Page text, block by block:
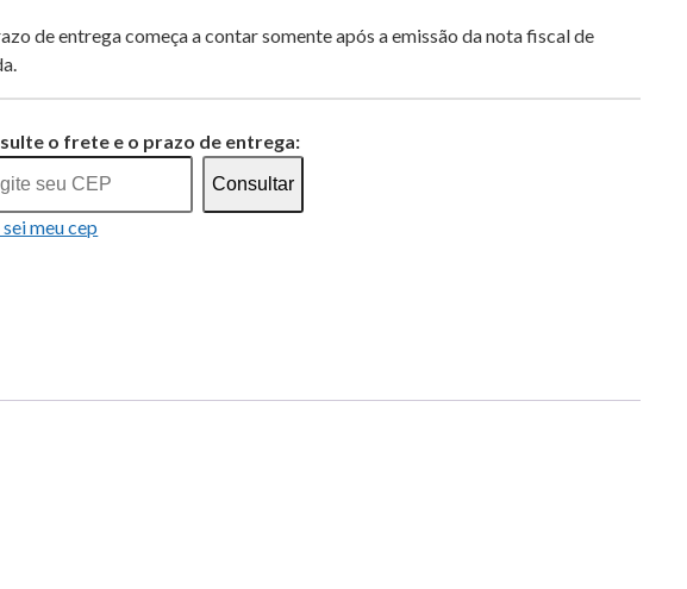
de entrega começa a contar somente após a emissão da nota fiscal de
o frete e o prazo de entrega:
Consultar
meu cep